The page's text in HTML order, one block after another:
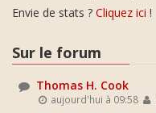
Envie de stats ? Cliquez ici !
Sur le forum
Thomas H. Cook
aujourd'hui à 09:58